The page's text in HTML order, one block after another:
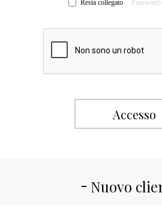
Resta collegato Password
Nuovo